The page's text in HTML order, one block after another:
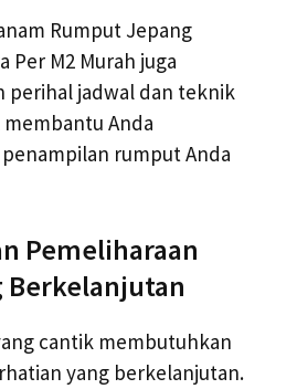
Rumput Jepang
Per M2 Murah juga
perihal jadwal dan teknik
Anda
rumput Anda
Pemeliharaan
Berkelanjutan
cantik membutuhkan
yang berkelanjutan.